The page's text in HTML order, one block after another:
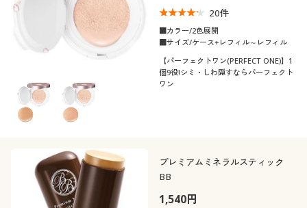
20件
■カラー/2色展開
■サイズ/ケース+レフィル～レフィル
【パーフェクトワン(PERFECT ONE)】1
個9役!シミ・しわ隠すならパーフェクト
ワン
プレミアムミネラルスティック
BB
1,540円